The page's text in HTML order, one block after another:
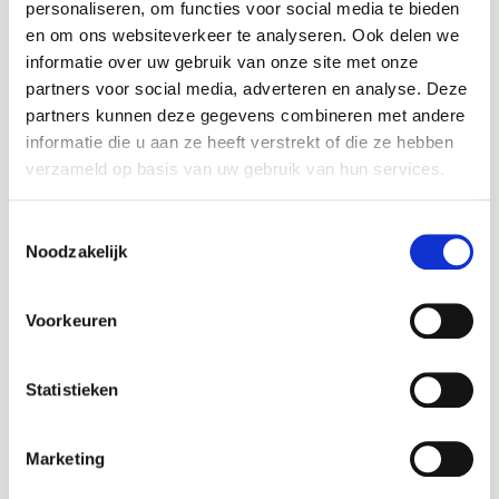
personaliseren, om functies voor social media te bieden
en om ons websiteverkeer te analyseren. Ook delen we
informatie over uw gebruik van onze site met onze
partners voor social media, adverteren en analyse. Deze
partners kunnen deze gegevens combineren met andere
informatie die u aan ze heeft verstrekt of die ze hebben
verzameld op basis van uw gebruik van hun services.
Noodzakelijk
Voorkeuren
Statistieken
Marketing
Volkswagen onderhoud
ook aan het juiste adres voor onderhoud aan andere
Volkswagen Up
Volkswagen ID3, wij hebben de kennis en ervaring in huis om uw
auto uitstekend te onderhouden. Onze werkplaats in Nieuw-